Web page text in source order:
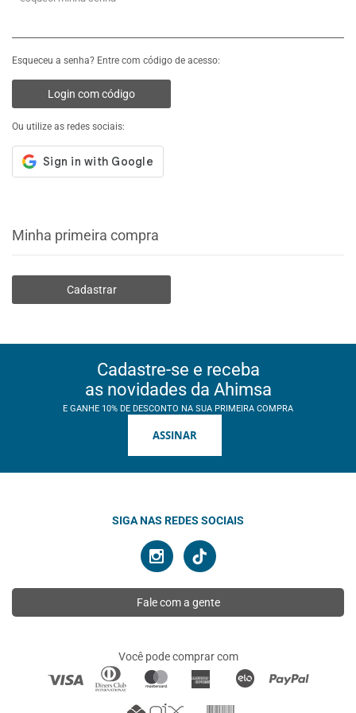
Esqueceu a senha? Entre com código de acesso:
Login com código
Ou utilize as redes sociais:
Minha primeira compra
Cadastrar
Cadastre-se e receba
as novidades da Ahimsa
E GANHE 10% DE DESCONTO NA SUA PRIMEIRA COMPRA
ASSINAR
SIGA NAS REDES SOCIAIS
Fale com a gente
Você pode comprar com